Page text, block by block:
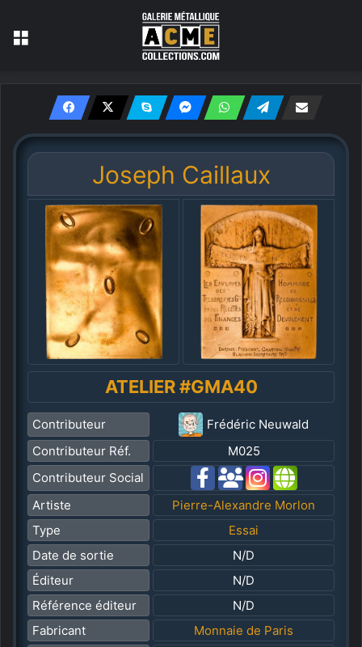
Joseph Caillaux
ATELIER #GMA40
Contributeur
Frédéric Neuwald
Contributeur Réf.
M025
Contributeur Social
Artiste
Pierre-Alexandre Morlon
Type
Essai
Date de sortie
N/D
Éditeur
N/D
Référence éditeur
N/D
Fabricant
Monnaie de Paris